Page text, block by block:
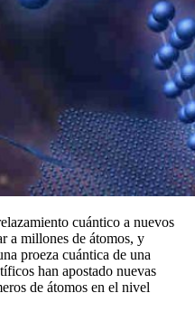
cuántico a nuevos
a millones de átomos, y
proeza cuántica de una
han apostado nuevas
de átomos en el nivel